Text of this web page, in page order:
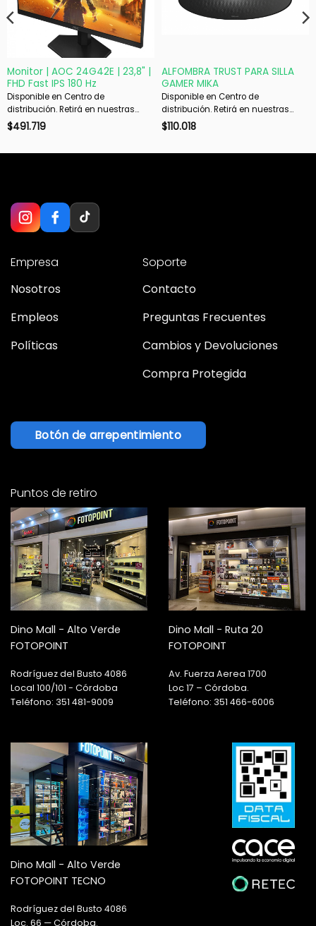
Monitor | AOC 24G42E | 23,8" |
FHD Fast IPS 180 Hz
Disponible en Centro de
distribución. Retirá en nuestras
sucursales en 48 hs hábiles. Si es
$491.719
ALFOMBRA TRUST PARA SILLA
GAMER MIKA
Disponible en Centro de
distribución. Retirá en nuestras
sucursales en 48 hs hábiles. Si es
$110.018
Empresa
Nosotros
Empleos
Políticas
Soporte
Contacto
Preguntas Frecuentes
Cambios y Devoluciones
Compra Protegida
Botón de arrepentimiento
Puntos de retiro
Dino Mall - Alto Verde
FOTOPOINT
Rodríguez del Busto 4086
Local 100/101 - Córdoba
Teléfono: 351 481-9009
Dino Mall - Ruta 20
FOTOPOINT
Av. Fuerza Aerea 1700
Loc 17 – Córdoba.
Teléfono: 351 466-6006
Dino Mall - Alto Verde
FOTOPOINT TECNO
Rodríguez del Busto 4086
Loc. 66 — Córdoba.